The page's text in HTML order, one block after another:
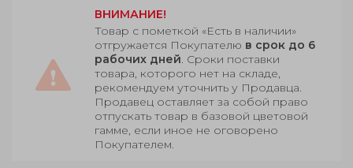
ВНИМАНИЕ!
Товар с пометкой «Есть в наличии»
отгружается Покупателю в срок до 6
рабочих дней. Сроки поставки
товара, которого нет на складе,
рекомендуем уточнить у Продавца.
Продавец оставляет за собой право
отпускать товар в базовой цветовой
гамме, если иное не оговорено
Покупателем.